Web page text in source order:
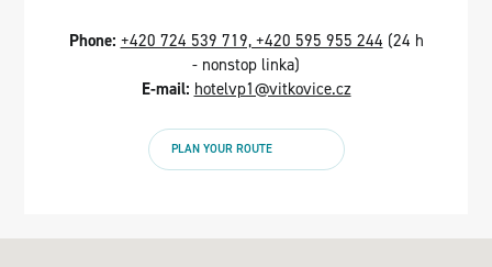
Phone: +420 724 539 719, +420 595 955 244 (24 h
- nonstop linka)
E-mail: hotelvp1@vitkovice.cz
PLAN YOUR ROUTE